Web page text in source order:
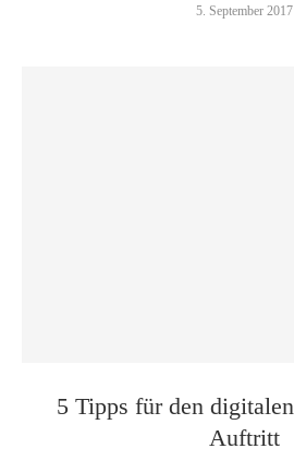
5. September 2017
5 Tipps für den
Auftritt